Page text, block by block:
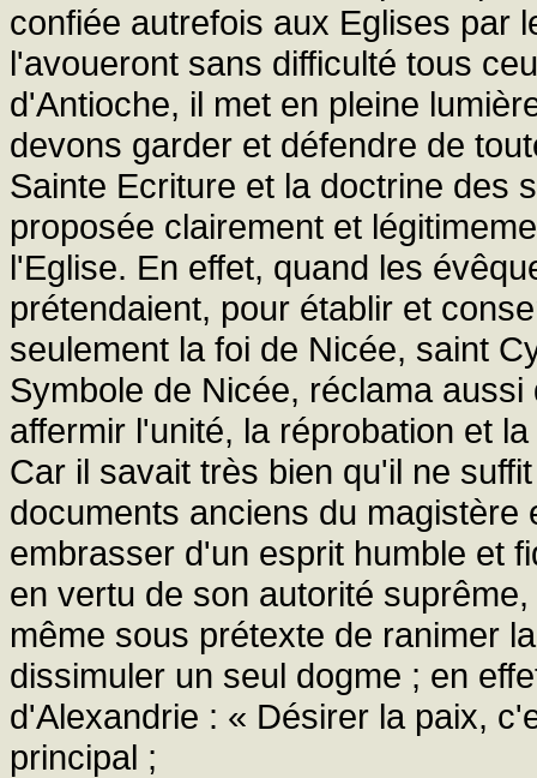
confiée autrefois aux Eglises par
l'avoueront sans difficulté tous
d'Antioche, il met en pleine
devons garder et défendre de
Sainte Ecriture et la doctrine des
proposée clairement et
l'Eglise. En effet, quand les
prétendaient, pour établir et
seulement la foi de Nicée, saint
Symbole de Nicée, réclama
affermir l'unité, la réprobation et
Car il savait très bien qu'il ne
documents anciens du
embrasser d'un esprit humble et
en vertu de son autorité
même sous prétexte de ranimer
dissimuler un seul dogme ; en
d'Alexandrie : « Désirer la paix,
principal ;